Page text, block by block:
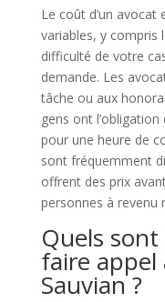
Le coût d’un
variables, y compris
difficulté de votre
demande. Les
tâche ou aux
gens ont
pour une heure de
sont fréquemment
offrent des prix
personnes à revenu
Quels
faire appel
Sauvian ?